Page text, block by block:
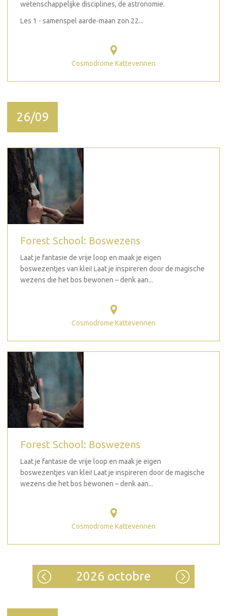
wetenschappelijke disciplines, de astronomie.
Les 1 - samenspel aarde-maan zon 22...
Cosmodrome Kattevennen
26/09
Forest School: Boswezens
Laat je fantasie de vrije loop en maak je eigen
boswezentjes van klei! Laat je inspireren door de magische
wezens die het bos bewonen – denk aan...
Cosmodrome Kattevennen
Forest School: Boswezens
Laat je fantasie de vrije loop en maak je eigen
boswezentjes van klei! Laat je inspireren door de magische
wezens die het bos bewonen – denk aan...
Cosmodrome Kattevennen
2026 octobre